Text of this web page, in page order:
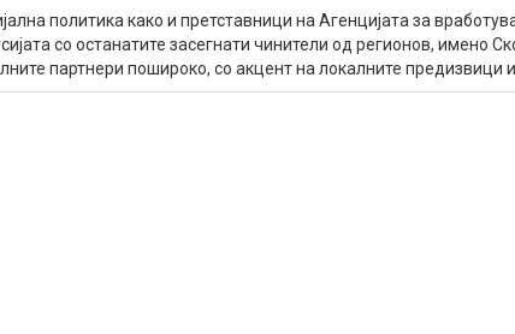
политика како и претставници на Агенцијата за
со останатите засегнати чинители од регионов, имено
партнери пошироко, со акцент на локалните предизвици